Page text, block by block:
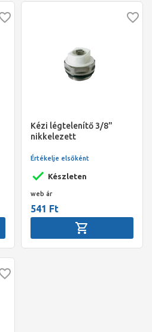
Kézi légtelenítő 3/8"
nikkelezett
Készleten
Értékelje elsőként
web ár
541 Ft